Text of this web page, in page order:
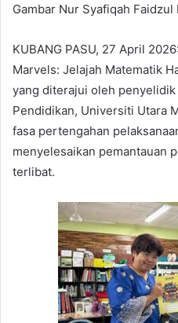
Gambar Nur Syafiqah Faidzul
KUBANG PASU, 27 April
Marvels: Jelajah Matematik
yang diterajui oleh
Pendidikan, Universiti Utara
fasa pertengahan
menyelesaikan pemantauan
terlibat.